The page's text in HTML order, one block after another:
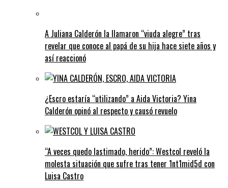
A Juliana Calderón la llamaron “viuda alegre” tras
revelar que conoce al papá de su hija hace siete años y
así reaccionó
¿Escro estaría “utilizando” a Aida Victoria? Yina
Calderón opinó al respecto y causó revuelo
“A veces quedo lastimado, herido”: Westcol reveló la
molesta situación que sufre tras tener 1nt1mid5d con
Luisa Castro